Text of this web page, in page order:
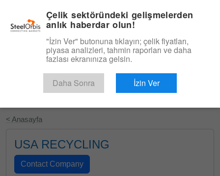
Ücretsiz Deneyin
< Anasayfa
USA RECYCLING
Çelik sektöründeki gelişmelerden
anlık haberdar olun!
"İzin Ver" butonuna tıklayın; çelik fiyatları,
piyasa analizleri, tahmin raporları ve daha
fazlası ekranınıza gelsin.
Daha Sonra İzin Ver